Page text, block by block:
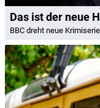
Das ist der neue
BBC dreht neue